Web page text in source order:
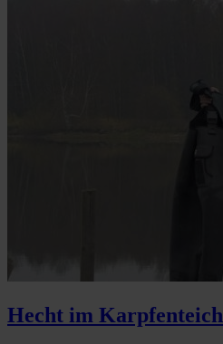
Hecht im Karpfenteich